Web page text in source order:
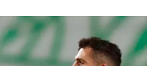
הפועל תל אביב
הפועל חיפה
הפועל באר שבע
מכבי נתניה
ליגה סינית
ליגה ברזילאית
ליגות נוספות